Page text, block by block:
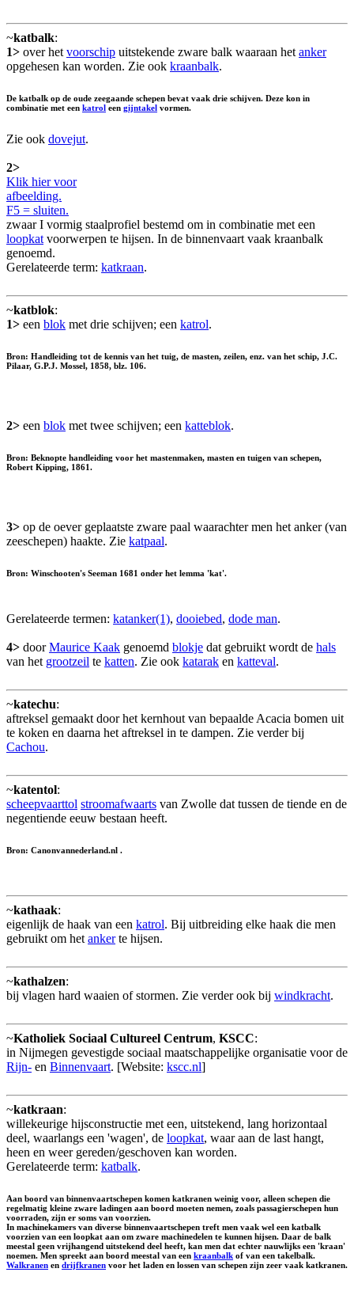
~katbalk:
1> over het voorschip uitstekende zware balk waaraan het anker
opgehesen kan worden. Zie ook kraanbalk.
De katbalk op de oude zeegaande schepen bevat vaak drie schijven. Deze kon in
combinatie met een katrol een gijntakel vormen.
Zie ook dovejut.
2>
Klik hier voor
afbeelding.
F5 = sluiten.
zwaar I vormig staalprofiel bestemd om in combinatie met een
loopkat voorwerpen te hijsen. In de binnenvaart vaak kraanbalk
genoemd.
Gerelateerde term: katkraan.
~katblok:
1> een blok met drie schijven; een katrol.
Bron: Handleiding tot de kennis van het tuig, de masten, zeilen, enz. van het schip, J.C.
Pilaar, G.P.J. Mossel, 1858, blz. 106.
2> een blok met twee schijven; een katteblok.
Bron: Beknopte handleiding voor het mastenmaken, masten en tuigen van schepen,
Robert Kipping, 1861.
3> op de oever geplaatste zware paal waarachter men het anker (van
zeeschepen) haakte. Zie katpaal.
Bron: Winschooten's Seeman 1681 onder het lemma 'kat'.
Gerelateerde termen: katanker(1), dooiebed, dode man.
4> doorMaurice Kaak genoemd blokje dat gebruikt wordt de hals
van het grootzeil te katten. Zie ook katarak en katteval.
~katechu:
aftreksel gemaakt door het kernhout van bepaalde Acacia bomen uit
te koken en daarna het aftreksel in te dampen. Zie verder bij
Cachou.
~katentol:
scheepvaarttol stroomafwaarts van Zwolle dat tussen de tiende en de
negentiende eeuw bestaan heeft.
Bron: Canonvannederland.nl .
~kathaak:
eigenlijk de haak van een katrol. Bij uitbreiding elke haak die men
gebruikt om het ankerte hijsen.
~kathalzen:
bij vlagen hard waaien of stormen. Zie verder ook bij windkracht.
~Katholiek Sociaal Cultureel Centrum, KSCC:
in Nijmegen gevestigde sociaal maatschappelijke organisatie voor de
Rijn- en Binnenvaart. [Website: kscc.nl]
~katkraan:
willekeurige hijsconstructie met een, uitstekend, lang horizontaal
deel, waarlangs een 'wagen', de loopkat, waar aan de last hangt,
heen en weer gereden/geschoven kan worden.
Gerelateerde term: katbalk.
Aan boord van binnenvaartschepen komen katkranen weinig voor, alleen schepen die
regelmatig kleine zware ladingen aan boord moeten nemen, zoals passagierschepen hun
voorraden, zijn er soms van voorzien.
In machinekamers van diverse binnenvaartschepen treft men vaak wel een katbalk
voorzien van een loopkat aan om zware machinedelen te kunnen hijsen. Daar de balk
meestal geen vrijhangend uitstekend deel heeft, kan men dat echter nauwlijks een 'kraan'
noemen. Men spreekt aan boord meestal van een kraanbalk of van een takelbalk.
Walkranen en drijfkranen voor het laden en lossen van schepen zijn zeer vaak katkranen.